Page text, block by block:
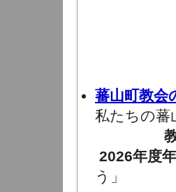
【 サ イ
蕃山町教会
私たちの蕃
2026年度
う」